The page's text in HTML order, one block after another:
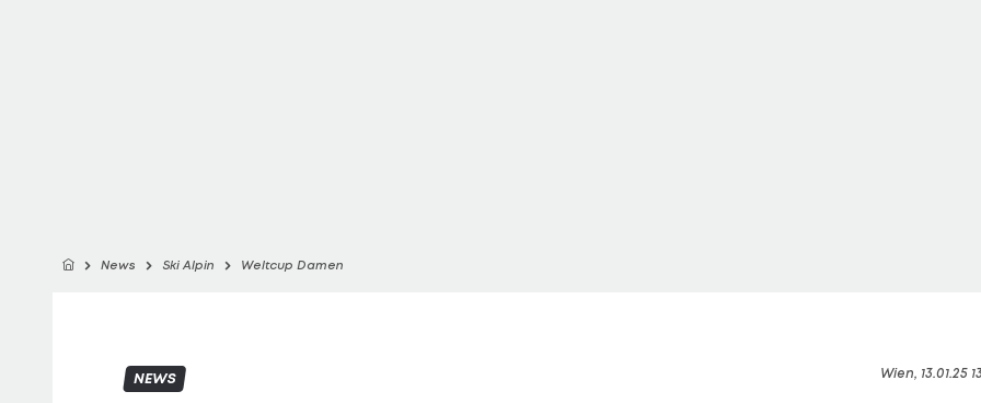
News Ski Alpin Weltcup Damen
Wien, 13.01.25
NEWS